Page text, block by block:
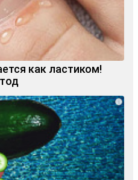
как ластиком!
i